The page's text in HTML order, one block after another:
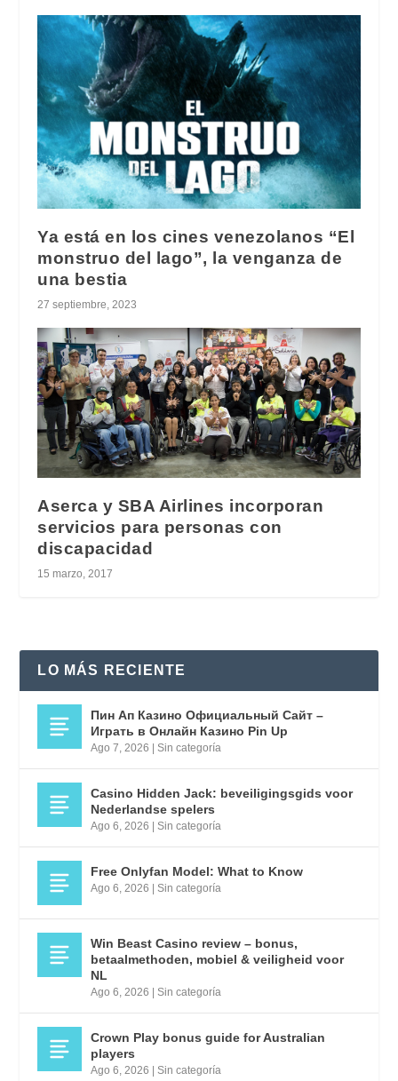
Ya está en los cines venezolanos “El
monstruo del lago”, la venganza de
una bestia
27 septiembre, 2023
Aserca y SBA Airlines incorporan
servicios para personas con
discapacidad
15 marzo, 2017
LO MÁS RECIENTE
Пин Ап Казино Официальный Сайт –
Играть в Онлайн Казино Pin Up
Ago 7, 2026 |Sin categoría
Casino Hidden Jack: beveiligingsgids voor
Nederlandse spelers
Ago 6, 2026 |Sin categoría
Free Onlyfan Model: What to Know
Ago 6, 2026 |Sin categoría
Win Beast Casino review – bonus,
betaalmethoden, mobiel & veiligheid voor
NL
Ago 6, 2026 |Sin categoría
Crown Play bonus guide for Australian
players
Ago 6, 2026 |Sin categoría